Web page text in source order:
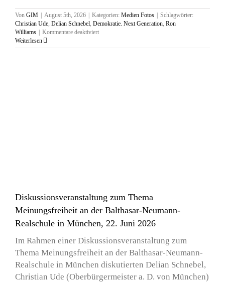
Von GIM | August 5th, 2026 | Kategorien: Medien Fotos | Schlagwörter:
Christian Ude, Delian Schnebel, Demokratie. Next Generation, Ron
Williams | Kommentare deaktiviertfür
und
Weiterlesen
Diskussionsveranstaltung zum Thema
Meinungsfreiheit an der Balthasar-Neumann-
Realschule in München, 22. Juni 2026
Im Rahmen einer Diskussionsveranstaltung zum
Thema Meinungsfreiheit an der Balthasar-Neumann-
Realschule in München diskutierten Delian Schnebel,
Christian Ude (Oberbürgermeister a. D. von München)